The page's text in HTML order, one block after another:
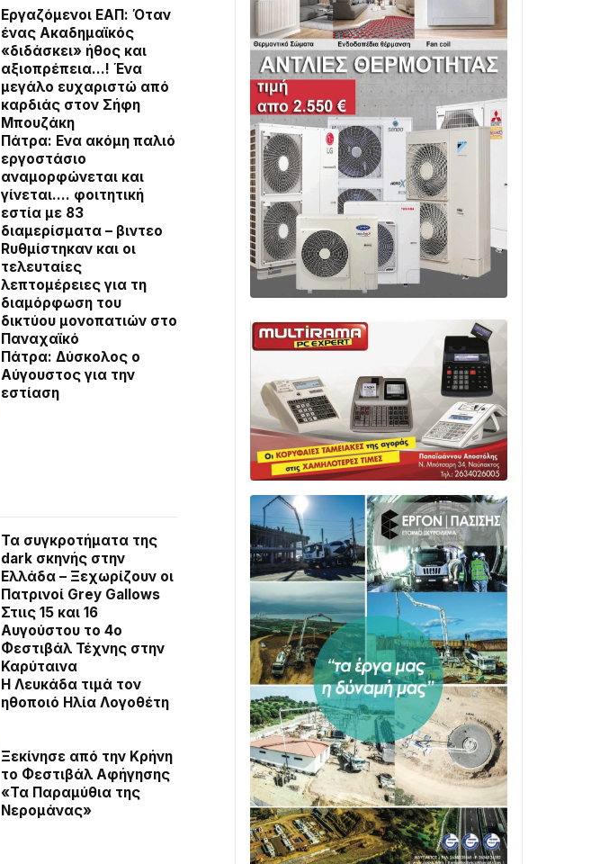
Εργαζόμενοι ΕΑΠ: Όταν
ένας Ακαδημαϊκός
«διδάσκει» ήθος και
αξιοπρέπεια…! Ένα
μεγάλο ευχαριστώ από
καρδιάς στον Σήφη
Μπουζάκη
Πάτρα: Ενα ακόμη παλιό
εργοστάσιο
αναμορφώνεται και
γίνεται…. φοιτητική
εστία με 83
διαμερίσματα – βιντεο
Rυθμίστηκαν και οι
τελευταίες
λεπτομέρειες για τη
διαμόρφωση του
δικτύου μονοπατιών στο
Παναχαϊκό
Πάτρα: Δύσκολος ο
Αύγουστος για την
εστίαση
Τα συγκροτήματα της
dark σκηνής στην
Ελλάδα – Ξεχωρίζουν οι
Πατρινοί Grey Gallows
Στιις 15 και 16
Αυγούστου το 4ο
Φεστιβάλ Τέχνης στην
Καρύταινα
Η Λευκάδα τιμά τον
ηθοποιό Ηλία Λογοθέτη
Ξεκίνησε από την Κρήνη
το Φεστιβάλ Αφήγησης
«Τα Παραμύθια της
Νερομάνας»